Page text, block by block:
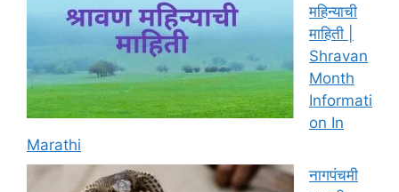
महिन्याची
माहिती |
Shravan
Month
Informati
on In
Marathi
नागपंचमी